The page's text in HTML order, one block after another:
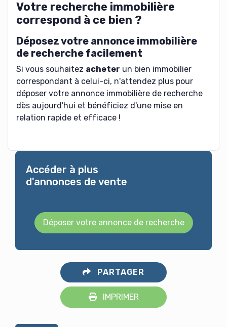
Votre recherche immobilière
correspond à ce bien ?
Déposez votre annonce immobilière
de recherche facilement
Si vous souhaitez acheter un bien immobilier
correspondant à celui-ci, n'attendez plus pour
déposer votre annonce immobilière de recherche
dès aujourd'hui et bénéficiez d'une mise en
relation rapide et efficace !
Accéder à plus
d'annonces de vente
Déposer votre annonce de recherche
PARTAGER
IMPRIMER